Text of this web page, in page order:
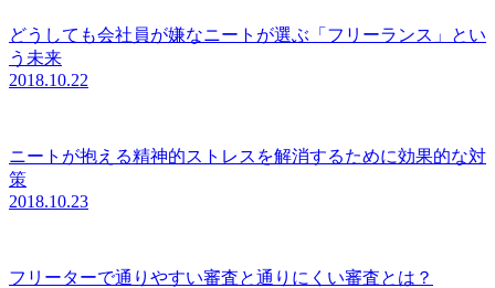
どうしても会社員が嫌なニートが選ぶ「フリーランス」とい
う未来
2018.10.22
ニートが抱える精神的ストレスを解消するために効果的な対
策
2018.10.23
フリーターで通りやすい審査と通りにくい審査とは？